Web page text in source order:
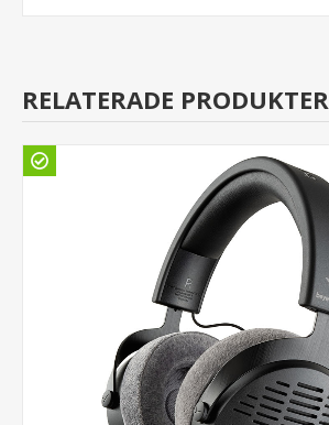
RELATERADE PRODUKTER